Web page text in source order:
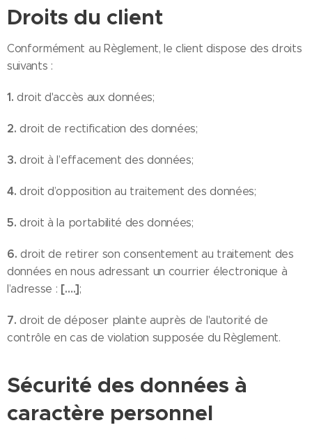
Droits du client
Conformément au Règlement, le client dispose des droits
suivants :
1. droit d'accès aux données;
2. droit de rectification des données;
3. droit à l’effacement des données;
4. droit d’opposition au traitement des données;
5. droit à la portabilité des données;
6. droit de retirer son consentement au traitement des
données en nous adressant un courrier électronique à
l’adresse : [….];
7. droit de déposer plainte auprès de l'autorité de
contrôle en cas de violation supposée du Règlement.
Sécurité des données à
caractère personnel